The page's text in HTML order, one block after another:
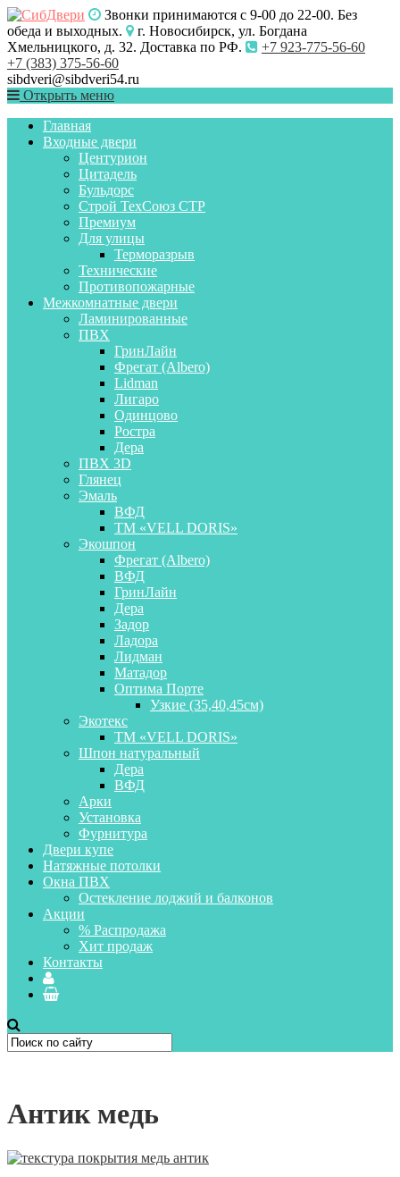
Звонки принимаются с 9-00 до 22-00. Без
обеда и выходных.
г. Новосибирск, ул. Богдана
Хмельницкого, д. 32. Доставка по РФ.
+7 923-775-56-60
+7 (383) 375-56-60
sibdveri@sibdveri54.ru
Открыть меню
Главная
Входные двери
Центурион
Цитадель
Бульдорс
Строй ТехСоюз СТР
Премиум
Для улицы
Терморазрыв
Технические
Противопожарные
Межкомнатные двери
Ламинированные
ПВХ
ГринЛайн
Фрегат (Albero)
Lidman
Лигаро
Одинцово
Ростра
Дера
ПВХ 3D
Глянец
Эмаль
ВФД
ТМ «VELL DORIS»
Экошпон
Фрегат (Albero)
ВФД
ГринЛайн
Дера
Задор
Ладора
Лидман
Матадор
Оптима Порте
Узкие (35,40,45см)
Экотекс
ТМ «VELL DORIS»
Шпон натуральный
Дера
ВФД
Арки
Установка
Фурнитура
Двери купе
Натяжные потолки
Окна ПВХ
Остекление лоджий и балконов
Акции
% Распродажа
Хит продаж
Контакты
Антик медь